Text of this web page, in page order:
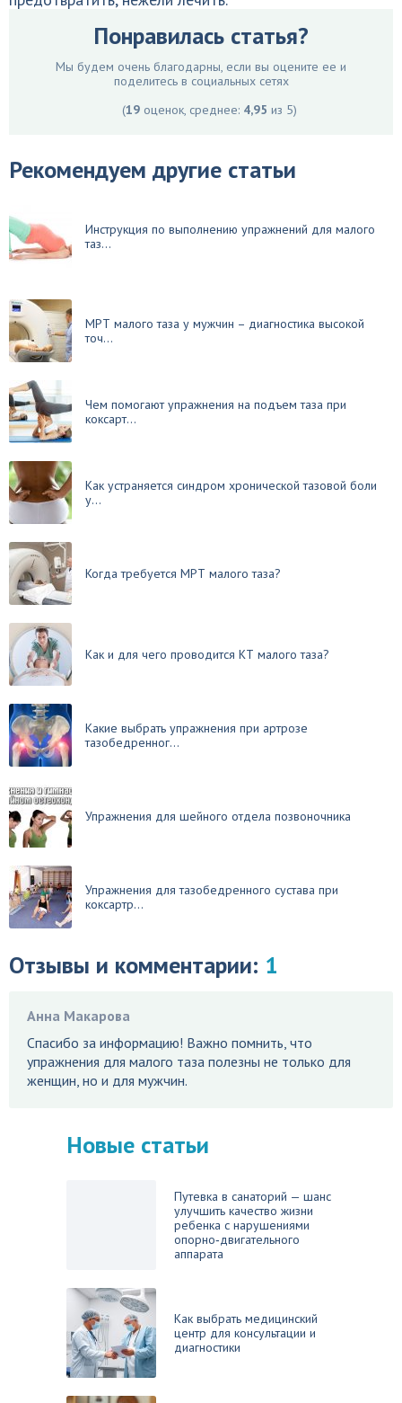
Понравилась статья?
Мы будем очень благодарны, если вы оцените ее и
поделитесь в социальных сетях
(19 оценок, среднее: 4,95 из 5)
Рекомендуем другие статьи
Инструкция по выполнению упражнений для малого
таз...
МРТ малого таза у мужчин – диагностика высокой
точ...
Чем помогают упражнения на подъем таза при
коксарт...
Как устраняется синдром хронической тазовой боли
у...
Когда требуется МРТ малого таза?
Как и для чего проводится КТ малого таза?
Какие выбрать упражнения при артрозе
тазобедренног...
Упражнения для шейного отдела позвоночника
Упражнения для тазобедренного сустава при
коксартр...
Отзывы и комментарии: 1
Анна Макарова
Спасибо за информацию! Важно помнить, что
упражнения для малого таза полезны не только для
женщин, но и для мужчин.
Новые статьи
Путевка в санаторий — шанс
улучшить качество жизни
ребенка с нарушениями
опорно‑двигательного
аппарата
Как выбрать медицинский
центр для консультации и
диагностики